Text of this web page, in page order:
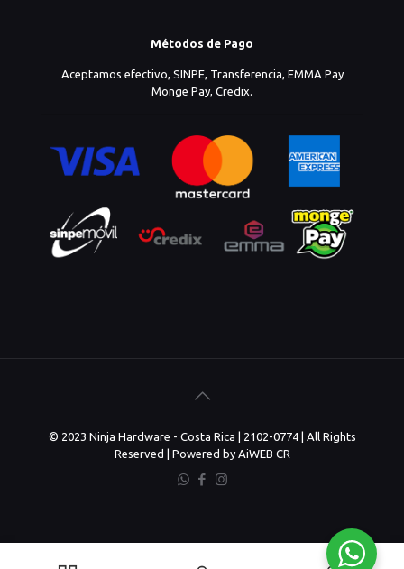
Métodos de Pago
Aceptamos efectivo, SINPE, Transferencia, EMMA Pay
Monge Pay, Credix.
© 2023 Ninja Hardware - Costa Rica | 2102-0774 | All Rights
Reserved | Powered by AiWEB CR
0